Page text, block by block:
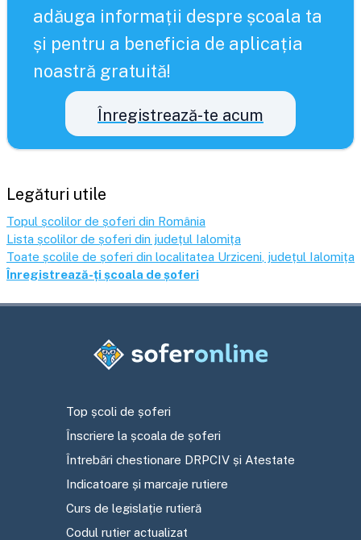
adăuga informații despre școala ta
și pentru a beneficia de aplicația
noastră gratuită!
Înregistrează-te acum
Legături utile
Topul școlilor de șoferi din România
Lista școlilor de șoferi din județul Ialomița
Toate școlile de șoferi din localitatea Urziceni , județul Ialomița
Înregistrează-ți școala de șoferi
Top școli de șoferi
Înscriere la școala de șoferi
Întrebări chestionare DRPCIV și Atestate
Indicatoare și marcaje rutiere
Curs de legislație rutieră
Codul rutier actualizat